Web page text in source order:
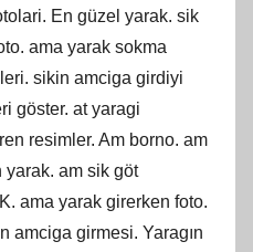
En güzel yarak. sik
ama yarak sokma
sikin amciga girdiyi
göster. at yaragi
resimler. Am borno. am
yarak. am sik göt
ama yarak girerken foto.
amciga girmesi. Yaragın